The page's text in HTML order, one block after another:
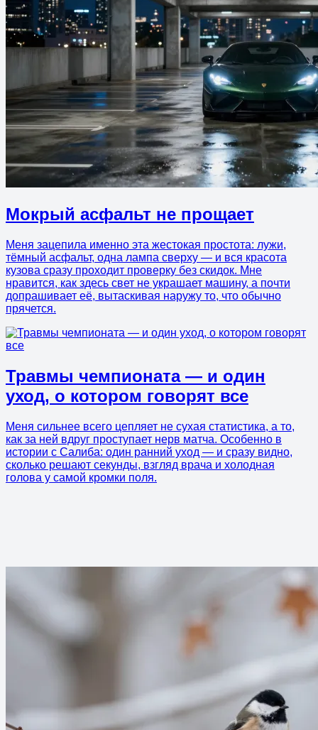
Мокрый асфальт не прощает
Меня зацепила именно эта жестокая простота: лужи,
тёмный асфальт, одна лампа сверху — и вся красота
кузова сразу проходит проверку без скидок. Мне
нравится, как здесь свет не украшает машину, а почти
допрашивает её, вытаскивая наружу то, что обычно
прячется.
Травмы чемпионата — и один
уход, о котором говорят все
Меня сильнее всего цепляет не сухая статистика, а то,
как за ней вдруг проступает нерв матча. Особенно в
истории с Салиба: один ранний уход — и сразу видно,
сколько решают секунды, взгляд врача и холодная
голова у самой кромки поля.